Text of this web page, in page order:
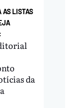
AS LISTAS
da